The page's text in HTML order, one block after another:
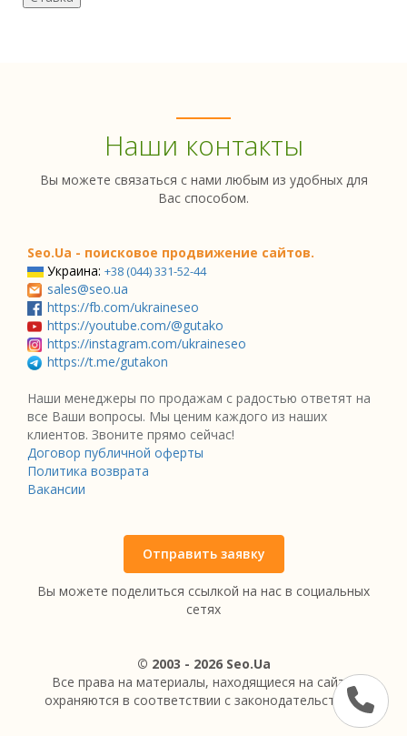
Наши контакты
Вы можете связаться с нами любым из удобных для
Вас способом.
Seo.Ua - поисковое продвижение сайтов.
Украина: +38 (044) 331-52-44
sales@seo.ua
https://fb.com/ukraineseo
https://youtube.com/@gutako
https://instagram.com/ukraineseo
https://t.me/gutakon
Наши менеджеры по продажам с радостью ответят на
все Ваши вопросы. Мы ценим каждого из наших
клиентов. Звоните прямо сейчас!
Договор публичной оферты
Политика возврата
Вакансии
Отправить заявку
Вы можете поделиться ссылкой на нас в социальных
сетях
© 2003 - 2026 Seo.Ua
Все права на материалы, находящиеся на сайте,
охраняются в соответствии с законодательством.